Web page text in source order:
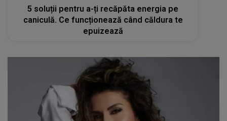
5 soluții pentru a-ți recăpăta energia pe
caniculă. Ce funcționează când căldura te
epuizează